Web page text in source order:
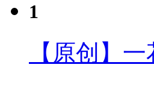
1
【原创】